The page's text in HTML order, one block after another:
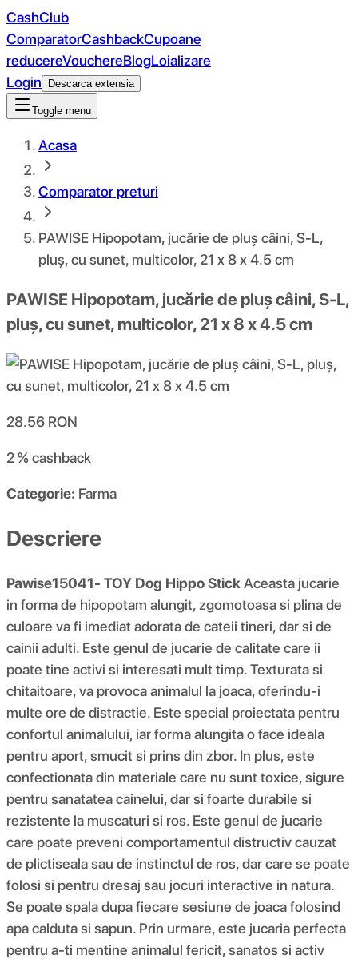
CashClub
ComparatorCashbackCupoane
reducereVouchereBlogLoializare
Login
Descarca extensia
Toggle menu
Acasa
Comparator preturi
PAWISE Hipopotam, jucărie de pluș câini, S-L,
pluș, cu sunet, multicolor, 21 x 8 x 4.5 cm
PAWISE Hipopotam, jucărie de pluș câini, S-L,
pluș, cu sunet, multicolor, 21 x 8 x 4.5 cm
28.56 RON
2 %cashback
Categorie: Farma
Descriere
Pawise15041- TOY Dog Hippo StickAceasta jucarie
in forma de hipopotam alungit, zgomotoasa si plina de
culoare va fi imediat adorata de cateii tineri, dar si de
cainii adulti. Este genul de jucarie de calitate care ii
poate tine activi si interesati mult timp. Texturata si
chitaitoare, va provoca animalul la joaca, oferindu-i
multe ore de distractie. Este special proiectata pentru
confortul animalului, iar forma alungita o face ideala
pentru aport, smucit si prins din zbor. In plus, este
confectionata din materiale care nu sunt toxice, sigure
pentru sanatatea cainelui, dar si foarte durabile si
rezistente la muscaturi si ros. Este genul de jucarie
care poate preveni comportamentul distructiv cauzat
de plictiseala sau de instinctul de ros, dar care se poate
folosi si pentru dresaj sau jocuri interactive in natura.
Se poate spala dupa fiecare sesiune de joaca folosind
apa calduta si sapun. Prin urmare, este jucaria perfecta
pentru a-ti mentine animalul fericit, sanatos si activ